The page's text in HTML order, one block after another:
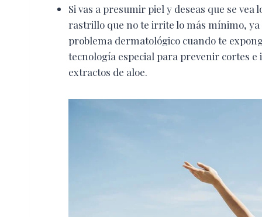
Si vas a presumir piel y deseas que se
rastrillo que no te irrite lo más mínimo,
problema dermatológico cuando te
tecnología especial para prevenir cortes
extractos de aloe.